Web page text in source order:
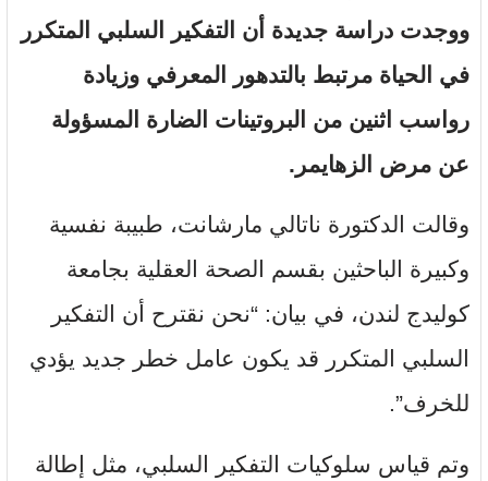
ووجدت دراسة جديدة أن التفكير السلبي المتكرر
في الحياة مرتبط بالتدهور المعرفي وزيادة
رواسب اثنين من البروتينات الضارة المسؤولة
عن مرض الزهايمر.
وقالت الدكتورة ناتالي مارشانت، طبيبة نفسية
وكبيرة الباحثين بقسم الصحة العقلية بجامعة
كوليدج لندن، في بيان: “نحن نقترح أن التفكير
السلبي المتكرر قد يكون عامل خطر جديد يؤدي
للخرف”.
وتم قياس سلوكيات التفكير السلبي، مثل إطالة